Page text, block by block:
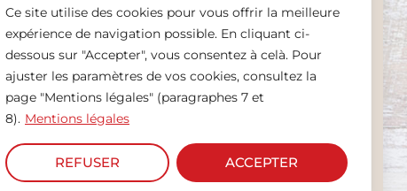
Ce site utilise des cookies pour vous offrir la meilleure
expérience de navigation possible. En cliquant ci-
dessous sur "Accepter", vous consentez à celà. Pour
ajuster les paramètres de vos cookies, consultez la
page "Mentions légales" (paragraphes 7 et
8). Mentions légales
REFUSER ACCEPTER
Mentions légales
Bahier ©2024 – Tous droits réservés